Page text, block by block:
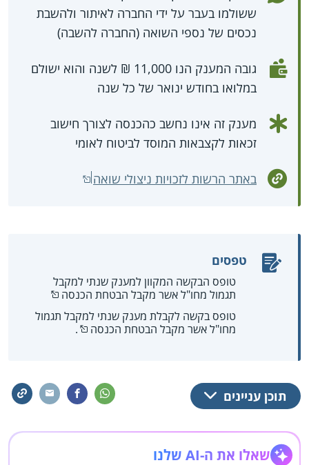
ששולמו בעבר על ידי החברה לאיתור ולהשבת
נכסים של נספי השואה (החברה להשבה)
גובה המענק הנו 11,000 ₪ לשנה והוא ישולם
במלואו בחודש ינואר של כל שנה
מענק זה אינו נחשב כהכנסה לצורך חישוב
זכאות לקצבאות המוסד לביטוח לאומי
באתר הרשות לזכויות ניצולי שואה
טפסים
טופס הבקשה המקוון למענק שנתי למקבל
תגמול מחו"ל אשר מקבל הבטחת הכנסה
טופס בקשה לקבלת מענק שנתי למקבל תגמול
מחו"ל אשר מקבל הבטחת הכנסה
.
תוכן עניינים
שאלו את ה-AI שלנו